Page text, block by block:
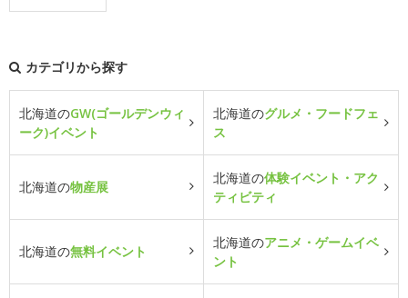
カテゴリから探す
北海道のGW(ゴールデンウィ
ーク)イベント
北海道のグルメ・フードフェ
ス
北海道の物産展
北海道の体験イベント・アク
ティビティ
北海道の無料イベント
北海道のアニメ・ゲームイベ
ント